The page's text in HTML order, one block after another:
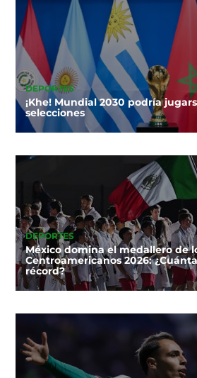
DEPORTES
¡Khe! Mundial 2030 podría
selecciones
DEPORTES
México domina el medallero de
Centroamericanos 2026:
récord?